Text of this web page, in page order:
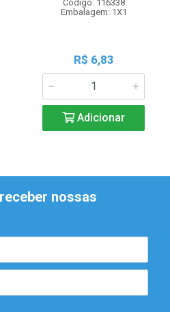
Código: 116338
Embalagem: 1X1
R$ 6,83
Adicionar
nossas